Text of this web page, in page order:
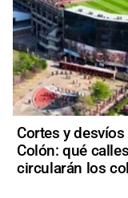
Cortes y
Colón: qué
circularán los